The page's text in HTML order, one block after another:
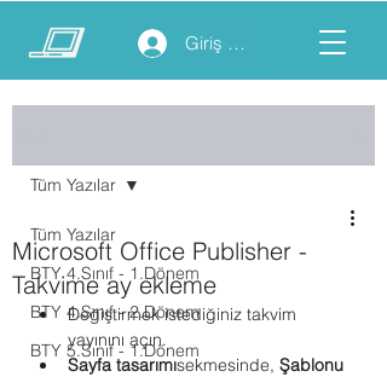
Giriş yap
Tüm Yazılar
BTY 4.Sınıf - 1.Dönem
BTY 4.Sınıf - 2.Dönem
BTY 5.Sınıf - 1.Dönem
Tüm Yazılar
Microsoft Office Publisher -
Takvime ay ekleme
Değiştirmek istediğiniz takvim
yayınını açın.
Sayfa tasarımısekmesinde, Şablonu